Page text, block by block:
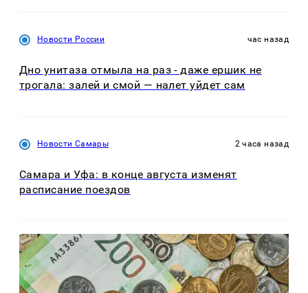
Новости России час назад
Дно унитаза отмыла на раз - даже ершик не
трогала: залей и смой — налет уйдет сам
Новости Самары 2 часа назад
Самара и Уфа: в конце августа изменят
расписание поездов